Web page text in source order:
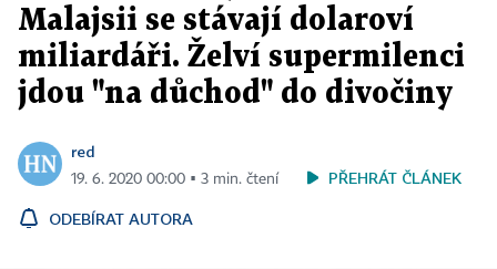
Malajsii se stávají dolaroví
miliardáři. Želví supermilenci
jdou "na důchod" do divočiny
red
19. 6. 2020 00:00 ▪ 3 min. čtení PŘEHRÁT ČLÁNEK
ODEBÍRAT AUTORA